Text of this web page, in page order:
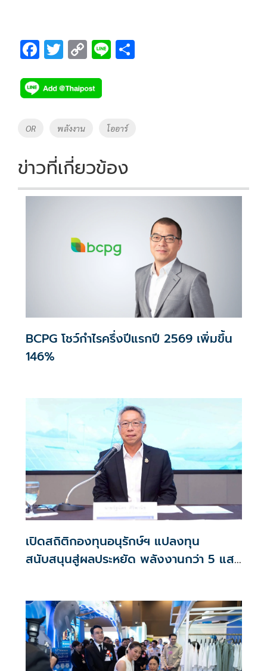
F
e
b
k
T
tt
er
C
p
y
k
Li
Tags
OR พลังงาน โออาร์
ข่าวที่เกี่ยวข้อง
BCPG โชว์กำไรครึ่งปีแรกปี 2569 เพิ่มขึ้น
146%
เปิดสถิติกองทุนอนุรักษ์ฯ แปลงทุน
สนับสนุนสู่ผลประหยัด พลังงานกว่า 5 แสน